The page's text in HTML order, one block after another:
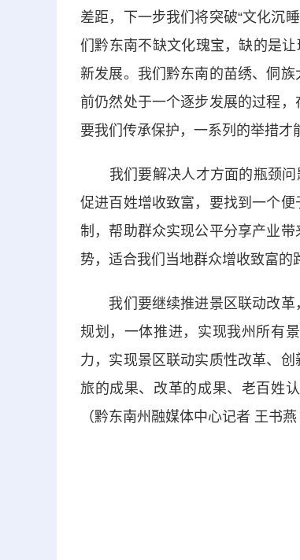
差距，下一步我们将突破“文化沉
们黔东南不缺文化瑰宝，缺的是
新发展。我们黔东南的苗绣、侗
前仍然处于一个逐步发展的过程
要我们传承保护，一系列的举措才
我们要解决人才方面的瓶颈问
促进百姓增收致富，要找到一个
制，帮助群众实现公平分享产业
势，适合我们当地群众增收致富的
我们要继续推进景区联动改革
规划，一体推进，实现我州所有
力，实现景区联动实质性改革、
旅的成果、改革的成果、老百姓
（黔东南州融媒体中心记者 王书燕